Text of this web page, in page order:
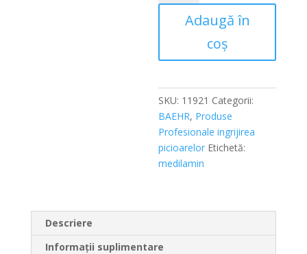
PENTRU
CIUPERCA
(MEDILAMIN
PEDIBAEHR
125ml
Adaugă în
coș
SKU: 11921 Categorii:
BAEHR, Produse
Profesionale ingrijirea
picioarelor Etichetă:
medilamin
Descriere
Informații suplimentare